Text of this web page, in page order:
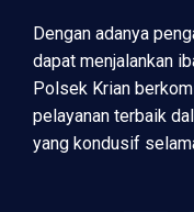
Dengan adanya
dapat menjalankan
Polsek Krian
pelayanan terbaik
yang kondusif